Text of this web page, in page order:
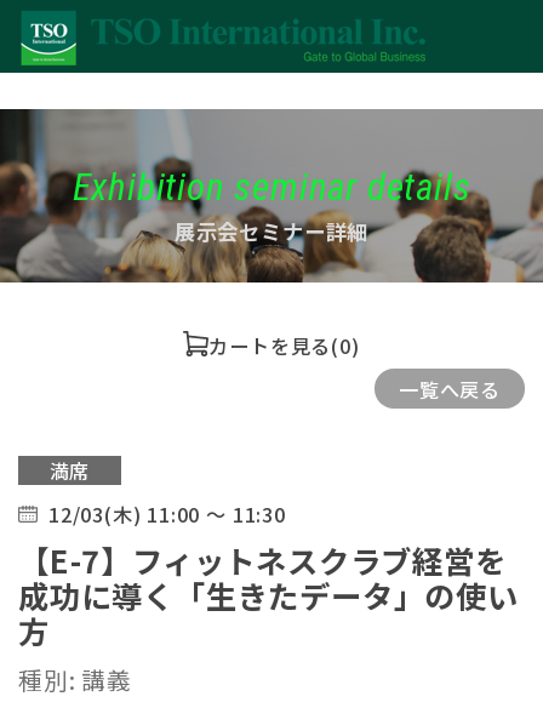
Exhibition seminar details
展示会セミナー詳細
カートを見る(0)
一覧へ戻る
満席
12/03(木) 11:00 ～ 11:30
【E-7】フィットネスクラブ経営を
成功に導く「生きたデータ」の使い
方
種別: 講義